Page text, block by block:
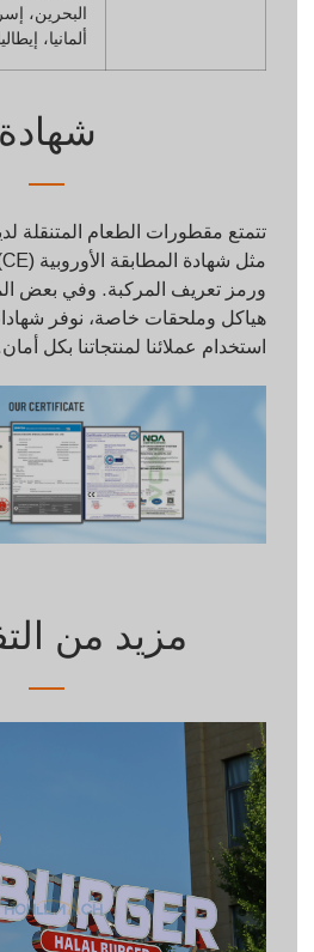
البحرين،
ألمانيا،
شهادة
تتمتع مقطورات الطعام المتنقلة
ورمز تعريف المركبة. وفي بعض
هياكل وملحقات خاصة، نوفر
استخدام عملائنا لمنتجاتنا بكل أمان.
مزيد من